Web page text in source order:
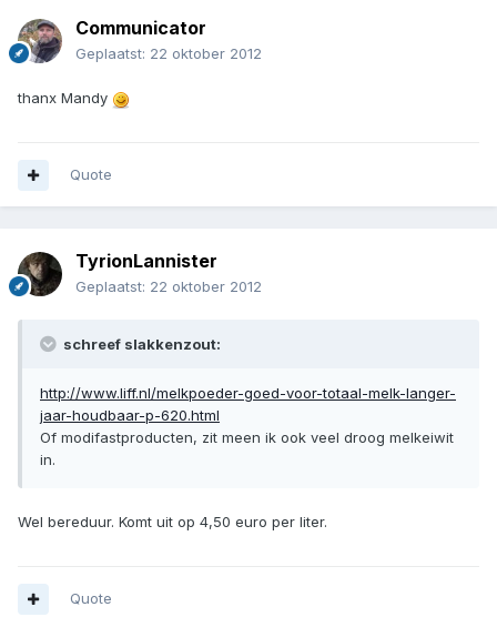
Communicator
Geplaatst: 22 oktober 2012
thanx Mandy
Quote
TyrionLannister
Geplaatst: 22 oktober 2012
schreef slakkenzout:
http://www.liff.nl/melkpoeder-goed-voor-totaal-melk-langer-
jaar-houdbaar-p-620.html
Of modifastproducten, zit meen ik ook veel droog melkeiwit
in.
Wel bereduur. Komt uit op 4,50 euro per liter.
Quote